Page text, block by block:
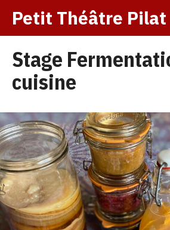
contenu
Petit Théâtre Pilat
Stage
cuisine